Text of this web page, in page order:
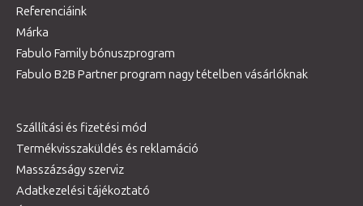
Referenciáink
Márka
Fabulo Family bónuszprogram
Fabulo B2B Partner program nagy tételben vásárlóknak
Szállítási és fizetési mód
Termékvisszaküldés és reklamáció
Masszázságy szerviz
Adatkezelési tájékoztató